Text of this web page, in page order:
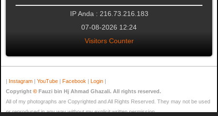
IP Anda : 216.73.216.183
07-08-2026 12:24
Visitors Counter
| Instagram | YouTube | Facebook | Login |
Copyright © Fauzi bin Hj Ahmad Ghazali. All rights reserved.
All of my photographs are Copyrighted and All Rights Reserved. They may not be used
or reproduced in any way without my explicit written permission.